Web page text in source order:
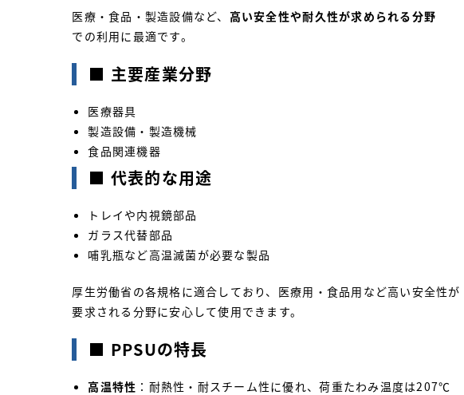
医療・食品・製造設備など、 高い安全性や耐久性が求められる分野
での利用に最適です。
■ 主要産業分野
医療器具
製造設備・製造機械
食品関連機器
■ 代表的な用途
トレイや内視鏡部品
ガラス代替部品
哺乳瓶など高温滅菌が必要な製品
厚生労働省の各規格に適合しており、医療用・食品用など高い安全性が
要求される分野に安心して使用できます。
■ PPSUの特長
高温特性 ：耐熱性・耐スチーム性に優れ、荷重たわみ温度は207℃